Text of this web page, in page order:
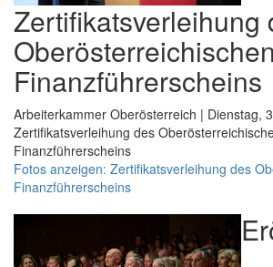
Zertifikatsverleihung
Oberösterreichischen
Finanzführerscheins
Arbeiterkammer Oberösterreich | Dienstag,
Zertifikatsverleihung des
Finanzführerscheins
Fotos anzeigen: Zertifikatsverleihung des
Finanzführerscheins